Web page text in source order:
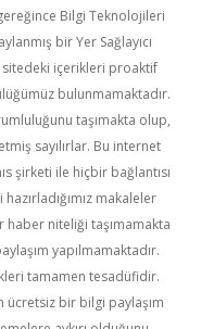
Bilgi Teknolojileri
bir Yer Sağlayıcı
içerikleri proaktif
bulunmamaktadır.
taşımakta olup,
sayılırlar. Bu internet
şirketi ile hiçbir bağlantısı
makaleler
haber niteliği taşımamakta
yapılmamaktadır.
tamamen tesadüfidir.
ücretsiz bir bilgi paylaşım